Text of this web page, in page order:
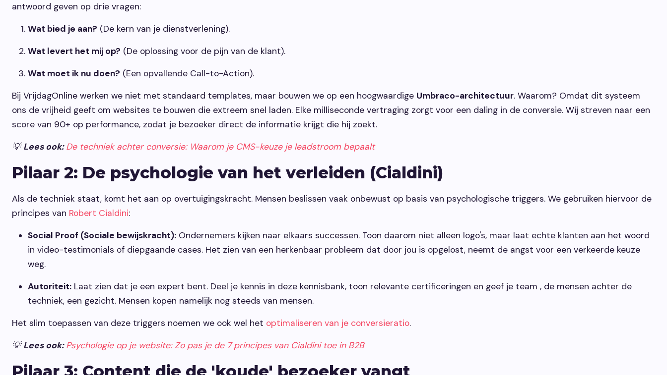
antwoord geven op drie vragen:
Wat bied je aan? (De kern van je dienstverlening).
Wat levert het mij op? (De oplossing voor de pijn van de klant).
Wat moet ik nu doen? (Een opvallende Call-to-Action).
Bij VrijdagOnline werken we niet met standaard templates, maar bouwen we op een hoogwaardige Umbraco-architectuur. Waarom? Omdat dit systeem
ons de vrijheid geeft om websites te bouwen die extreem snel laden. Elke milliseconde vertraging zorgt voor een daling in de conversie. Wij streven naar een
score van 90+ op performance, zodat je bezoeker direct de informatie krijgt die hij zoekt.
💡Lees ook: De techniek achter conversie: Waarom je CMS-keuze je leadstroom bepaalt
Pilaar 2: De psychologie van het verleiden (Cialdini)
Als de techniek staat, komt het aan op overtuigingskracht. Mensen beslissen vaak onbewust op basis van psychologische triggers. We gebruiken hiervoor de
principes van Robert Cialdini:
Social Proof (Sociale bewijskracht): Ondernemers kijken naar elkaars successen. Toon daarom niet alleen logo's, maar laat echte klanten aan het woord
in video-testimonials of diepgaande cases. Het zien van een herkenbaar probleem dat door jou is opgelost, neemt de angst voor een verkeerde keuze
weg.
Autoriteit: Laat zien dat je een expert bent. Deel je kennis in deze kennisbank, toon relevante certificeringen en geef je team , de mensen achter de
techniek, een gezicht. Mensen kopen namelijk nog steeds van mensen.
Het slim toepassen van deze triggers noemen we ook wel het optimaliseren van je conversieratio.
💡Lees ook: Psychologie op je website: Zo pas je de 7 principes van Cialdini toe in B2B
Pilaar 3: Content die de 'koude' bezoeker vangt